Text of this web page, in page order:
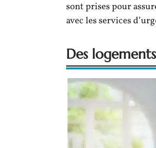
sont prises pour
avec les services
Des